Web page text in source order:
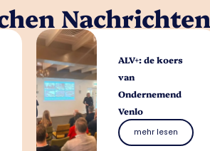
Nachrichten
ALV+: de koers
van
Ondernemend
Venlo
mehr lesen